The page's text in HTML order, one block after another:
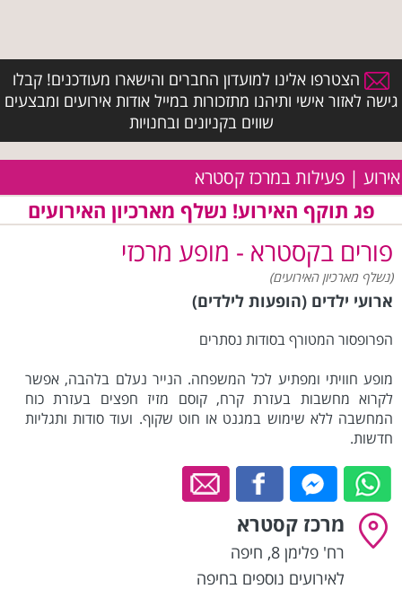
הצטרפו אלינו למועדון החברים והישארו מעודכנים! קבלו
גישה לאזור אישי ותיהנו מתזכורות במייל אודות אירועים ומבצעים
שווים בקניונים ובחנויות
אירוע | פעילות במרכז קסטרא
פג תוקף האירוע! נשלף מארכיון האירועים
פורים בקסטרא - מופע מרכזי
(נשלף מארכיון האירועים)
ארועי ילדים (הופעות לילדים)
הפרופסור המטורף בסודות נסתרים
מופע חוויתי ומפתיע לכל המשפחה. הנייר נעלם בלהבה, אפשר
לקרוא מחשבות בעזרת קרח, קוסם מזיז חפצים בעזרת כוח
המחשבה ללא שימוש במגנט או חוט שקוף. ועוד סודות ותגליות
חדשות.
מרכז קסטרא
רח' פלימן 8 , חיפה
לאירועים נוספים בחיפה